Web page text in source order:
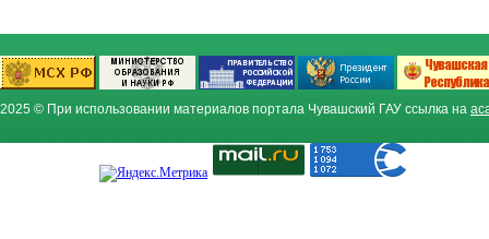
2025 © При использовании материалов портала Чувашский ГАУ ссылка на